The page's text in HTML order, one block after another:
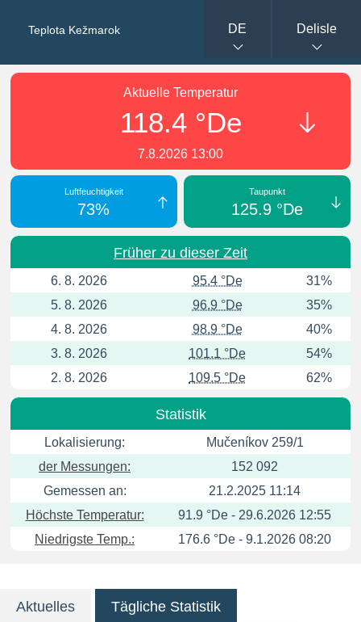
Teplota Kežmarok DE Delisle
Aktuelle Temperatur
118.4 °De
7.8.2026 13:00
Luftfeuchtigkeit
73%
Taupunkt
125.9 °De
Früher zu dieser Zeit
6. 8. 2026 95.4 °De
31%
5. 8. 2026
96.9 °De
35%
4. 8. 2026
98.9 °De
40%
3. 8. 2026
101.1 °De
54%
2. 8. 2026
109.5 °De 62%
Statistik
Lokalisierung:
Mučeníkov 259/1
der Messungen:
152 092
Gemessen an:
21.2.2025 11:14
Höchste Temperatur:
91.9 °De - 29.6.2026 12:55
Niedrigste Temp.:
176.6 °De - 9.1.2026 08:20
Aktuelles Tägliche Statistik